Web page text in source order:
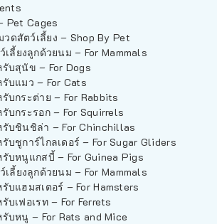
Pet Cages
ดสัตว์เลี้ยง – Shop By Pet
เลี้ยงลูกด้วยนม – For Mammals
รับสุนัข – For Dogs
บแมว – For Cats
บกระต่าย – For Rabbits
บกระรอก – For Squirrels
รับชินชิล่า – For Chinchillas
บชูการ์ไกลเดอร์ – For Sugar Gliders
รับหนูแกสบี้ – For Guinea Pigs
เลี้ยงลูกด้วยนม – For Mammals
บแฮมสเตอร์ – For Hamsters
บเฟอเรท – For Ferrets
บหนู – For Rats and Mice